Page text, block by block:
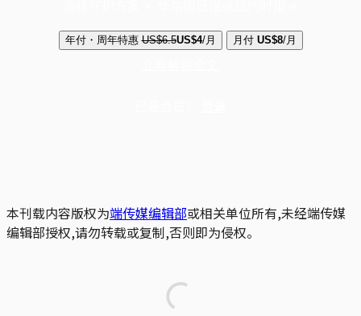
年付・周年特惠 US$6.5US$4/月 月付 US$8/月
本刊载内容版权为端传媒编辑部或相关单位所有,未经端传媒
编辑部授权,请勿转载或复制,否则即为侵权。